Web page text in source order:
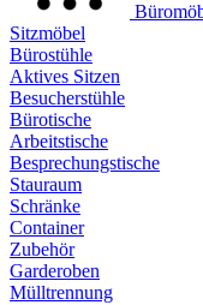
Sitzmöbel
Bürostühle
Aktives Sitzen
Besucherstühle
Bürotische
Arbeitstische
Besprechungstische
Stauraum
Schränke
Container
Zubehör
Garderoben
Mülltrennung